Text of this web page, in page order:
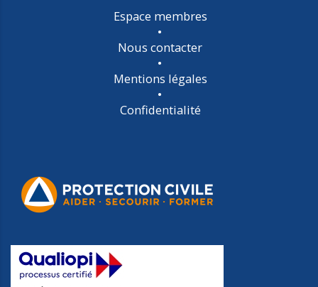
Espace membres
Nous contacter
Mentions légales
Confidentialité